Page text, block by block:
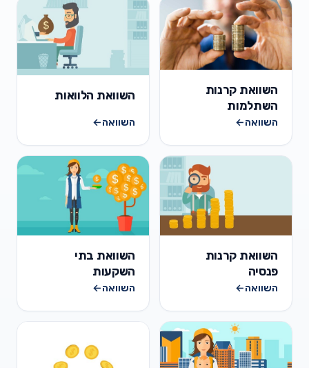
השוואת קרנות
השתלמות
השוואה←
השוואת הלוואות
השוואה←
השוואת קרנות
פנסיה
השוואה←
השוואת בתי
השקעות
השוואה←